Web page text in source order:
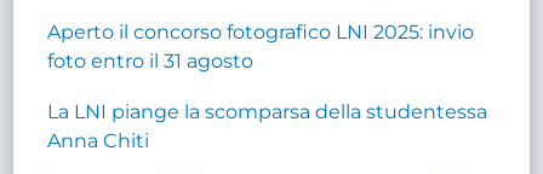
Aperto il concorso fotografico LNI 2025: invio
foto entro il 31 agosto
La LNI piange la scomparsa della studentessa
Anna Chiti